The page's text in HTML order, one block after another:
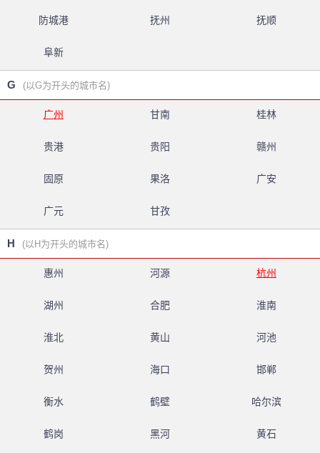
防城港 抚州 抚顺
阜新
G (以G为开头的城市名)
广州 甘南 桂林
贵港 贵阳 赣州
固原 果洛 广安
广元 甘孜
H (以H为开头的城市名)
惠州 河源 杭州
湖州 合肥 淮南
淮北 黄山 河池
贺州 海口 邯郸
衡水 鹤壁 哈尔滨
鹤岗 黑河 黄石